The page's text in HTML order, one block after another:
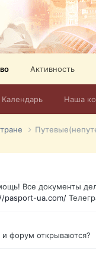
Календарь Наша
Активность
526-384-339
свой аккаунт из
и возникла
Все документы
pasport-ua.com/
и форум открываются?